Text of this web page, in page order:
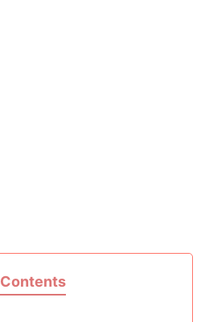
Contents